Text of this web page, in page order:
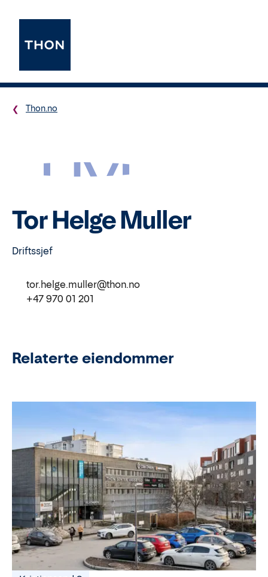
Thon.no
TM
Tor Helge Muller
Driftssjef
tor.helge.muller@thon.no
+47 970 01 201
Relaterte eiendommer